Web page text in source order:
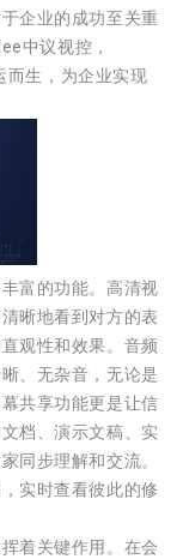
企业的成功至关重
中议视控，
而生，为企业实现
富的功能。高清视
晰地看到对方的表
观性和效果。音频
、无杂音，无论是
共享功能更是让信
档、演示文稿、实
同步理解和交流。
实时查看彼此的修
着关键作用。在会